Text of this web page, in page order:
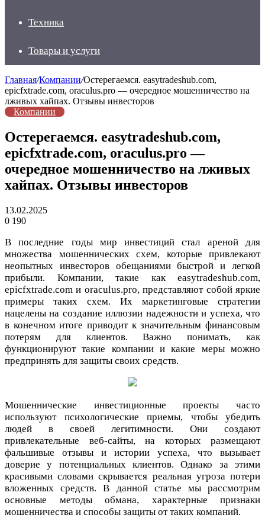
Техника
Товары и услуги
Главная/Компании/Остерегаемся. easytradeshub.com,
epicfxtrade.com, oraculus.pro — очередное мошенничество на
лживых хайпах. Отзывы инвесторов
Компании
Остерегаемся. easytradeshub.com,
epicfxtrade.com, oraculus.pro —
очередное мошенничество на лживых
хайпах. Отзывы инвесторов
13.02.2025
0 190
В последние годы мир инвестиций стал ареной для
множества мошеннических схем, которые привлекают
неопытных инвесторов обещаниями быстрой и легкой
прибыли. Компании, такие как easytradeshub.com,
epicfxtrade.com и oraculus.pro, представляют собой яркие
примеры таких схем. Их маркетинговые стратегии
нацелены на создание иллюзии надежности и успеха, что
в конечном итоге приводит к значительным финансовым
потерям для клиентов. Важно понимать, как
функционируют такие компании и какие меры можно
предпринять для защиты своих средств.
Мошеннические инвестиционные проекты часто
используют психологические приемы, чтобы убедить
людей в своей легитимности. Они создают
привлекательные веб-сайты, на которых размещают
фальшивые отзывы и истории успеха, что вызывает
доверие у потенциальных клиентов. Однако за этими
красивыми словами скрывается реальная угроза потери
вложенных средств. В данной статье мы рассмотрим
основные методы обмана, характерные признаки
мошенничества и способы защиты от таких компаний.